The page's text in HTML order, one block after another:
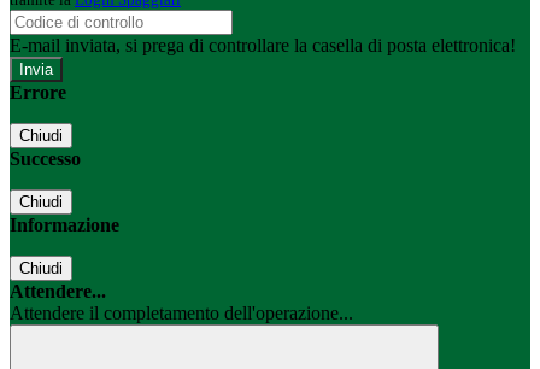
E-mail inviata, si prega di controllare la casella di posta elettronica!
Errore
Chiudi
Successo
Chiudi
Informazione
Chiudi
Attendere...
Attendere il completamento dell'operazione...